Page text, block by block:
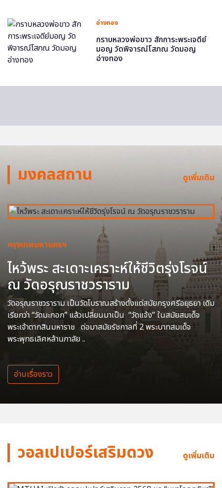
อ่างทอง
กราบหลวงพ่อขาว สักการะพระเจดีย์
มอญ วัดพิจารณ์โสภณ วัดมอญ
อ่างทอง
มงคลสถาน ดูเพิ่มเติม
กรุงเทพมหานครฯ
ไหว้พระ สะเดาะเคราะห์ให้ชีวิตรุ่งโรจน์
ณ วัดอรุณราชวราราม
วัดอรุณราชวราราม เป็นวัดโบราณสร้างตั้งแต่สมัยกรุงศรีอยุธยา เดิม
เรียกว่า “วัดมะกอก” แล้วเปลี่ยนมาเป็น “วัดแจ้ง” ในสมัยสมเด็จ
พระเจ้าตากสินมหาราช ต่อมาสมัยรัชกาลที่ 2 พระบาทสมเด็จ
พระพุทธเลิศหล้านภาลัย ..
อ่านเรื่องราว
วอลเปเปอร์เสริมดวง ดูเพิ่มเติม